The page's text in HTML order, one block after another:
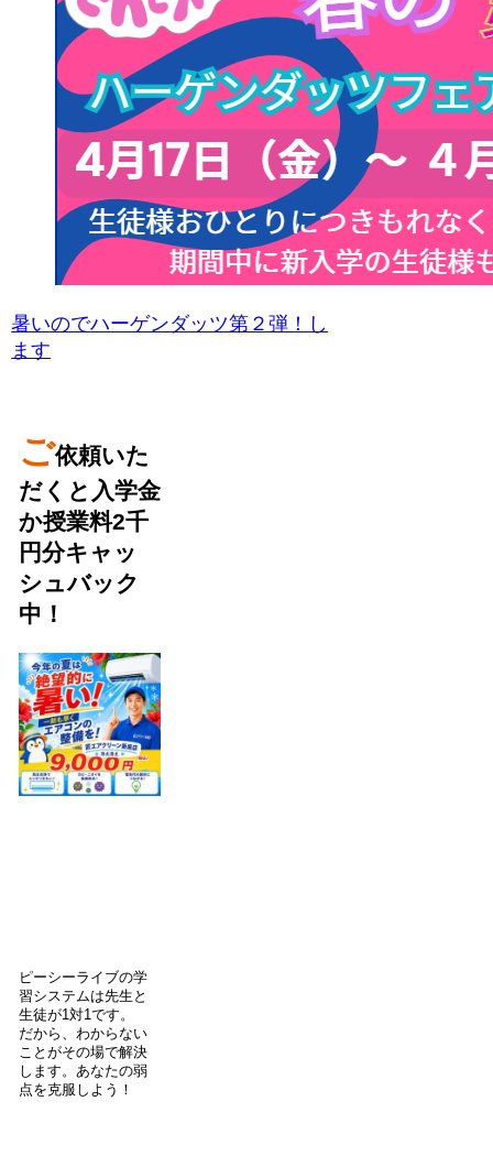
暑いのでハーゲンダッツ第２弾！し
ます
ご依頼いた
だくと入学金
か授業料2千
円分キャッ
シュバック
中！
ピーシーライブの学
習システムは先生と
生徒が1対1です。
だから、わからない
ことがその場で解決
します。あなたの弱
点を克服しよう！